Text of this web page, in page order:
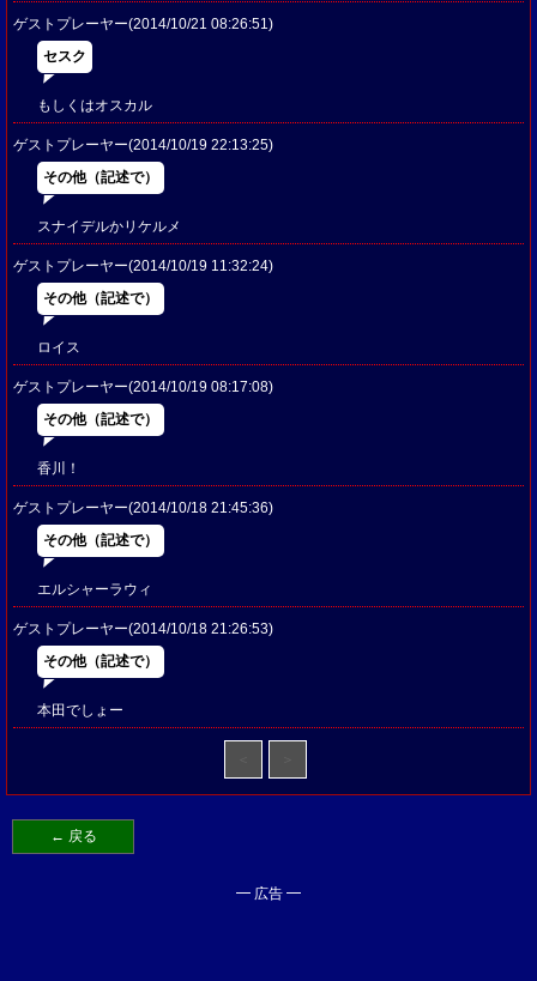
ゲストプレーヤー(2014/10/21 08:26:51)
セスク
もしくはオスカル
ゲストプレーヤー(2014/10/19 22:13:25)
その他（記述で）
スナイデルかリケルメ
ゲストプレーヤー(2014/10/19 11:32:24)
その他（記述で）
ロイス
ゲストプレーヤー(2014/10/19 08:17:08)
その他（記述で）
香川！
ゲストプレーヤー(2014/10/18 21:45:36)
その他（記述で）
エルシャーラウィ
ゲストプレーヤー(2014/10/18 21:26:53)
その他（記述で）
本田でしょー
← 戻る
━ 広告 ━